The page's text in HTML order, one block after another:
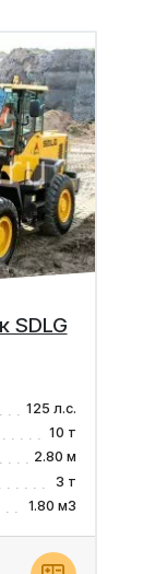
SDLG
125 л.с.
10 т
2.80 м
3 т
1.80 м3